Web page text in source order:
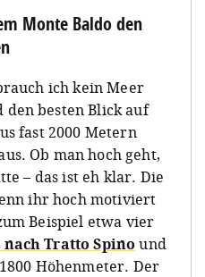
Monte Baldo den
ich kein Meer
besten Blick auf
fast 2000 Metern
Ob man hoch geht,
– das ist eh klar. Die
ihr hoch motiviert
Beispiel etwa vier
Tratto Spino und
Höhenmeter. Der